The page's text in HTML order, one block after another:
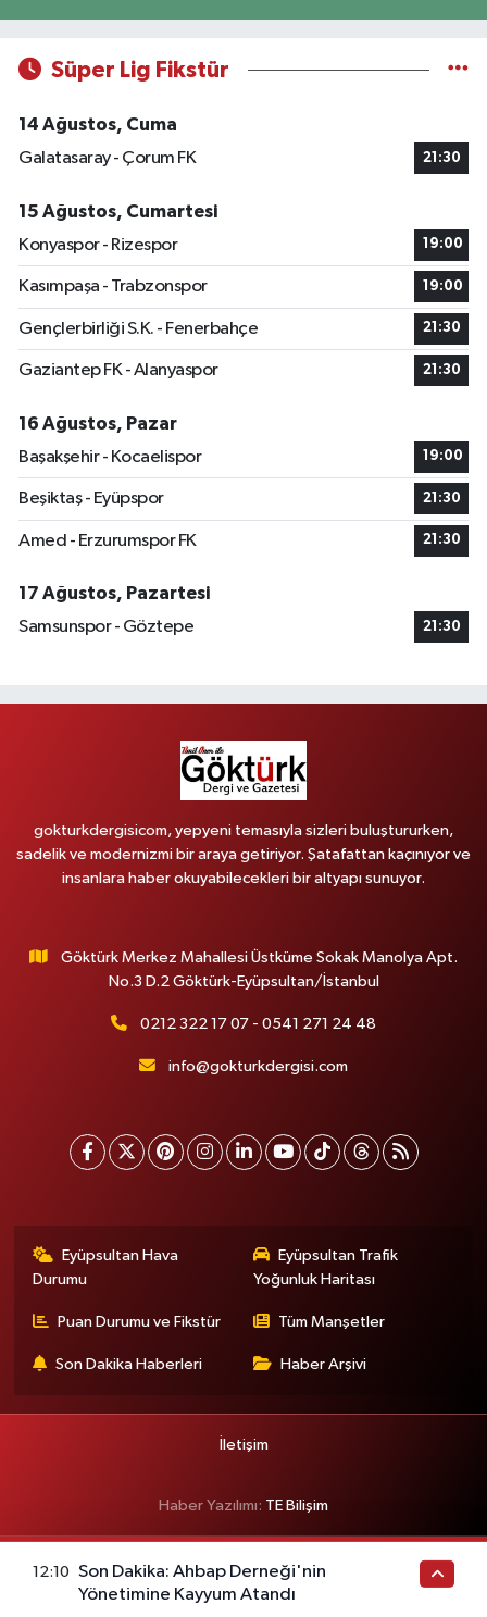
Süper Lig Fikstür
14 Ağustos, Cuma
Galatasaray - Çorum FK
21:30
15 Ağustos, Cumartesi
Konyaspor - Rizespor
19:00
Kasımpaşa - Trabzonspor 19:00
Gençlerbirliği S.K. - Fenerbahçe 21:30
Gaziantep FK - Alanyaspor 21:30
16 Ağustos, Pazar
Başakşehir - Kocaelispor
19:00
Beşiktaş - Eyüpspor 21:30
Amed - Erzurumspor FK 21:30
17 Ağustos, Pazartesi
Samsunspor - Göztepe
21:30
gokturkdergisicom, yepyeni temasıyla sizleri buluştururken,
sadelik ve modernizmi bir araya getiriyor. Şatafattan kaçınıyor ve
insanlara haber okuyabilecekleri bir altyapı sunuyor.
Göktürk Merkez Mahallesi Üstküme Sokak Manolya Apt.
No.3 D.2 Göktürk-Eyüpsultan/İstanbul
0212 322 17 07 - 0541 271 24 48
info@gokturkdergisi.com
Eyüpsultan Hava
Durumu
Eyüpsultan Trafik
Yoğunluk Haritası
Puan Durumu ve Fikstür Tüm Manşetler
Son Dakika Haberleri Haber Arşivi
İletişim
Haber Yazılımı: TE Bilişim
12:10
Son Dakika: Ahbap Derneği'nin
Yönetimine Kayyum Atandı